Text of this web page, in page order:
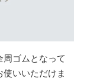
ゴムとなって
いいただけま